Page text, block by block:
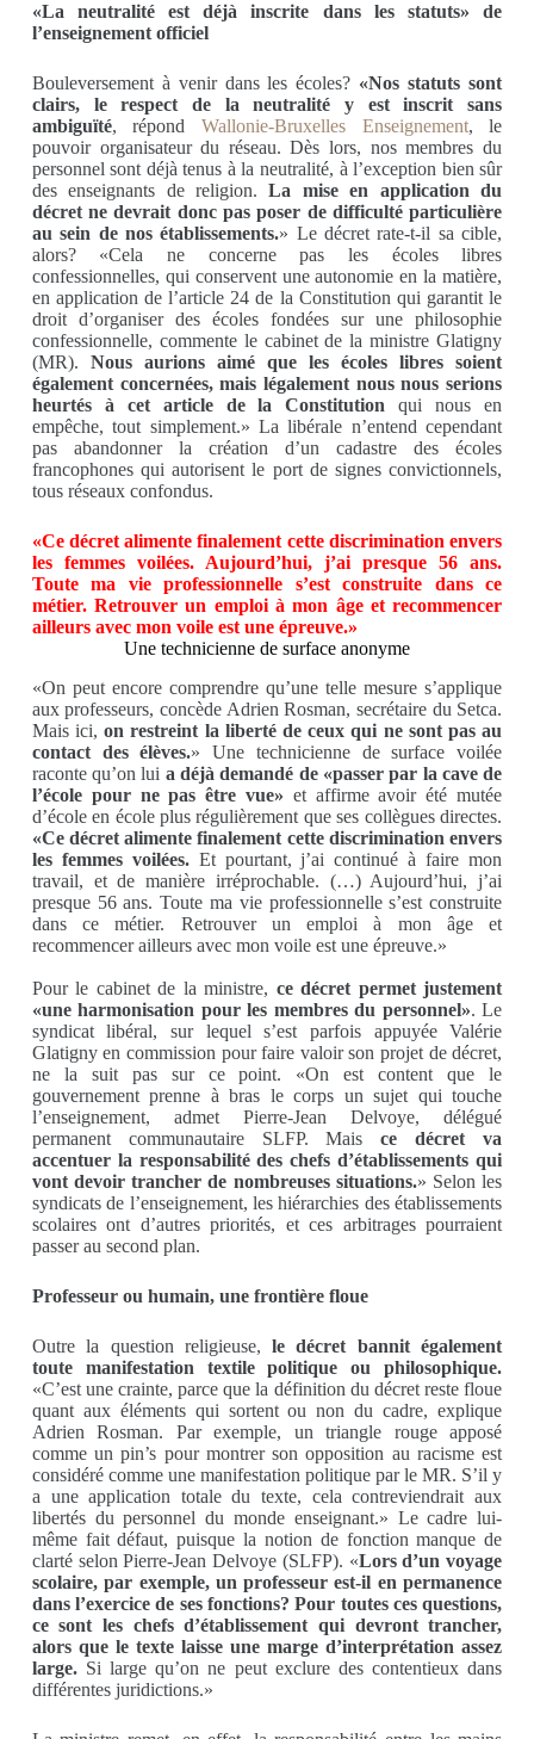
«La neutralité est déjà inscrite dans les statuts» de
l’enseignement officiel
Bouleversement à venir dans les écoles? «Nos statuts sont
clairs, le respect de la neutralité y est inscrit sans
ambiguïté, répond Wallonie-Bruxelles Enseignement, le
pouvoir organisateur du réseau. Dès lors, nos membres du
personnel sont déjà tenus à la neutralité, à l’exception bien sûr
des enseignants de religion. La mise en application du
décret ne devrait donc pas poser de difficulté particulière
au sein de nos établissements.» Le décret rate-t-il sa cible,
alors? «Cela ne concerne pas les écoles libres
confessionnelles, qui conservent une autonomie en la matière,
en application de l’article 24 de la Constitution qui garantit le
droit d’organiser des écoles fondées sur une philosophie
confessionnelle, commente le cabinet de la ministre Glatigny
(MR). Nous aurions aimé que les écoles libres soient
également concernées, mais légalement nous nous serions
heurtés à cet article de la Constitution qui nous en
empêche, tout simplement.» La libérale n’entend cependant
pas abandonner la création d’un cadastre des écoles
francophones qui autorisent le port de signes convictionnels,
tous réseaux confondus.
«Ce décret alimente finalement cette discrimination envers
les femmes voilées. Aujourd’hui, j’ai presque 56 ans.
Toute ma vie professionnelle s’est construite dans ce
métier. Retrouver un emploi à mon âge et recommencer
ailleurs avec mon voile est une épreuve.»
Une technicienne de surface anonyme
«On peut encore comprendre qu’une telle mesure s’applique
aux professeurs, concède Adrien Rosman, secrétaire du Setca.
Mais ici,on restreint la liberté de ceux qui ne sont pas au
contact des élèves.» Une technicienne de surface voilée
raconte qu’on lui a déjà demandé de «passer par la cave de
l’école pour ne pas être vue» et affirme avoir été mutée
d’école en école plus régulièrement que ses collègues directes.
«Ce décret alimente finalement cette discrimination envers
les femmes voilées.Et pourtant, j’ai continué à faire mon
travail, et de manière irréprochable. (…) Aujourd’hui, j’ai
presque 56 ans. Toute ma vie professionnelle s’est construite
dans ce métier. Retrouver un emploi à mon âge et
recommencer ailleurs avec mon voile est une épreuve.»
Pour le cabinet de la ministre, ce décret permet justement
«une harmonisation pour les membres du personnel». Le
syndicat libéral, sur lequel s’est parfois appuyée Valérie
Glatigny en commission pour faire valoir son projet de décret,
ne la suit pas sur ce point. «On est content que le
gouvernement prenne à bras le corps un sujet qui touche
l’enseignement, admet Pierre-Jean Delvoye, délégué
permanent communautaire SLFP. Maisce décret va
accentuer la responsabilité des chefs d’établissements qui
vont devoir trancher de nombreuses situations.» Selon les
syndicats de l’enseignement, les hiérarchies des établissements
scolaires ont d’autres priorités, et ces arbitrages pourraient
passer au second plan.
Professeur ou humain, une frontière floue
Outre la question religieuse,le décret bannit également
toute manifestation textile politique ou philosophique.
«C’est une crainte, parce que la définition du décret reste floue
quant aux éléments qui sortent ou non du cadre, explique
Adrien Rosman. Par exemple, un triangle rouge apposé
comme un pin’s pour montrer son opposition au racisme est
considéré comme une manifestation politique par le MR. S’il y
a une application totale du texte, cela contreviendrait aux
libertés du personnel du monde enseignant.» Le cadre lui-
même fait défaut, puisque la notion de fonction manque de
clarté selon Pierre-Jean Delvoye (SLFP). «Lors d’un voyage
scolaire, par exemple, un professeur est-il en permanence
dans l’exercice de ses fonctions? Pour toutes ces questions,
ce sont les chefs d’établissement qui devront trancher,
alors que le texte laisse une marge d’interprétation assez
large. Si large qu’on ne peut exclure des contentieux dans
différentes juridictions.»